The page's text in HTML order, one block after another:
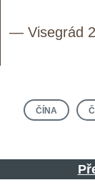
— Visegrád
ČÍNA